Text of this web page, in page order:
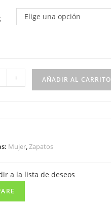
Elige una opción
+ AÑADIR AL CARRITO
Mujer,Zapatos
a la lista de deseos